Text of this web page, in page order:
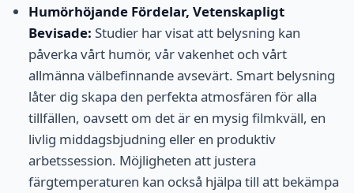
Humörhöjande Fördelar, Vetenskapligt
Bevisade: Studier har visat att belysning kan
påverka vårt humör, vår vakenhet och vårt
allmänna välbefinnande avsevärt. Smart belysning
låter dig skapa den perfekta atmosfären för alla
tillfällen, oavsett om det är en mysig filmkväll, en
livlig middagsbjudning eller en produktiv
arbetssession. Möjligheten att justera
färgtemperaturen kan också hjälpa till att bekämpa